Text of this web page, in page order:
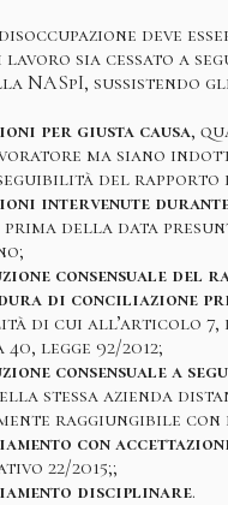
deve
sia cessato a
NASpI, sussistendo
per giusta causa,
ma siano
del rapporto
intervenute
della data
consensuale del
di conciliazione
di cui all’articolo 7,
40, legge 92/2012;
consensuale a
stessa azienda
raggiungibile
con
22/2015;;
disciplinare.